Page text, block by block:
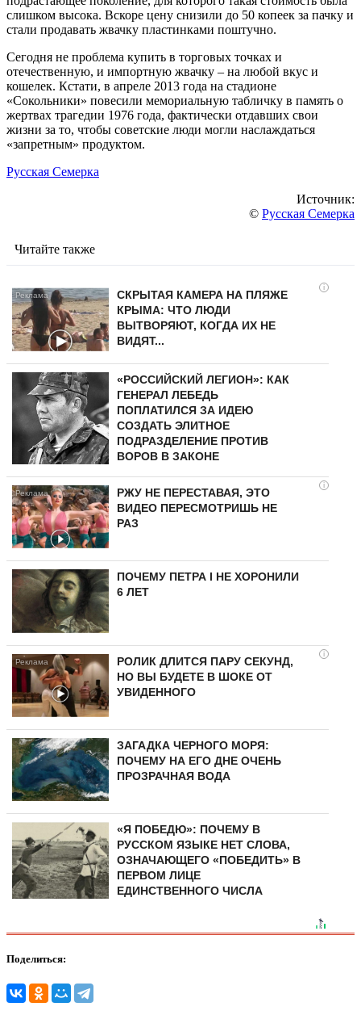
слишком высока. Вскоре цену снизили до 50 копеек за пачку и
стали продавать жвачку пластинками поштучно.
Сегодня не проблема купить в торговых точках и
отечественную, и импортную жвачку – на любой вкус и
кошелек. Кстати, в апреле 2013 года на стадионе
«Сокольники» повесили мемориальную табличку в память о
жертвах трагедии 1976 года, фактически отдавших свои
жизни за то, чтобы советские люди могли наслаждаться
«запретным» продуктом.
Русская Семерка
Источник:
© Русская Семерка
Читайте также
i
СКРЫТАЯ КАМЕРА НА ПЛЯЖЕ
КРЫМА: ЧТО ЛЮДИ
ВЫТВОРЯЮТ, КОГДА ИХ НЕ
ВИДЯТ...
«РОССИЙСКИЙ ЛЕГИОН»: КАК
ГЕНЕРАЛ ЛЕБЕДЬ
ПОПЛАТИЛСЯ ЗА ИДЕЮ
СОЗДАТЬ ЭЛИТНОЕ
ПОДРАЗДЕЛЕНИЕ ПРОТИВ
ВОРОВ В ЗАКОНЕ
i
РЖУ НЕ ПЕРЕСТАВАЯ, ЭТО
ВИДЕО ПЕРЕСМОТРИШЬ НЕ
РАЗ
ПОЧЕМУ ПЕТРА I НЕ ХОРОНИЛИ
6 ЛЕТ
i
РОЛИК ДЛИТСЯ ПАРУ СЕКУНД,
НО ВЫ БУДЕТЕ В ШОКЕ ОТ
УВИДЕННОГО
ЗАГАДКА ЧЕРНОГО МОРЯ:
ПОЧЕМУ НА ЕГО ДНЕ ОЧЕНЬ
ПРОЗРАЧНАЯ ВОДА
«Я ПОБЕДЮ»: ПОЧЕМУ В
РУССКОМ ЯЗЫКЕ НЕТ СЛОВА,
ОЗНАЧАЮЩЕГО «ПОБЕДИТЬ» В
ПЕРВОМ ЛИЦЕ
ЕДИНСТВЕННОГО ЧИСЛА
Поделиться: